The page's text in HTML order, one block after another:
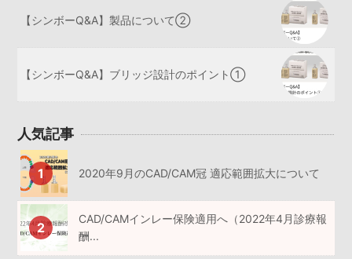
【シンボーQ&A】製品について②
【シンボーQ&A】ブリッジ設計のポイント①
人気記事
2020年9月のCAD/CAM冠 適応範囲拡大について
CAD/CAMインレー保険適用へ（2022年4月診療報
酬...